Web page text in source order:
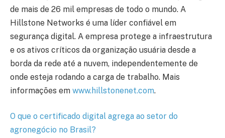
de mais de 26 mil empresas de todo o mundo. A
Hillstone Networks é uma líder confiável em
segurança digital. A empresa protege a infraestrutura
e os ativos críticos da organização usuária desde a
borda da rede até a nuvem, independentemente de
onde esteja rodando a carga de trabalho. Mais
informações em www.hillstonenet.com.
O que o certificado digital agrega ao setor do
agronegócio no Brasil?